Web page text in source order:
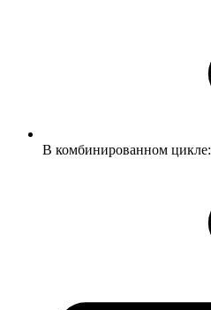
В комбинированном цикле: